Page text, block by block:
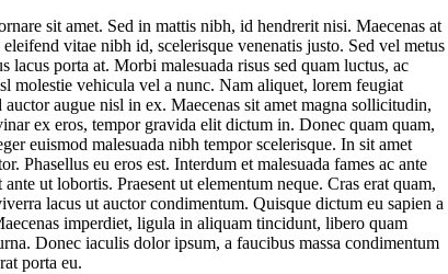
sit amet. Sed in mattis nibh, id hendrerit nisi. Maecenas at
vitae nibh id, scelerisque venenatis justo. Sed vel metus
porta at. Morbi malesuada risus sed quam luctus, ac
molestie vehicula vel a nunc. Nam aliquet, lorem feugiat
augue nisl in ex. Maecenas sit amet magna sollicitudin,
ex eros, tempor gravida elit dictum in. Donec quam quam,
euismod malesuada nibh tempor scelerisque. In sit amet
Phasellus eu eros est. Interdum et malesuada fames ac ante
ut lobortis. Praesent ut elementum neque. Cras erat quam,
lacus ut auctor condimentum. Quisque dictum eu sapien a
imperdiet, ligula in aliquam tincidunt, libero quam
Donec iaculis dolor ipsum, a faucibus massa condimentum
porta eu.